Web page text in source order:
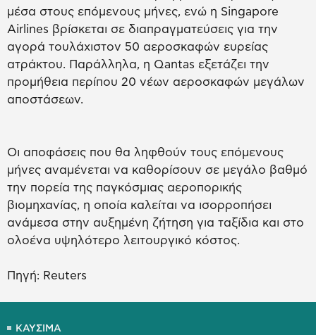
μέσα στους επόμενους μήνες, ενώ η Singapore
Airlines βρίσκεται σε διαπραγματεύσεις για την
αγορά τουλάχιστον 50 αεροσκαφών ευρείας
ατράκτου. Παράλληλα, η Qantas εξετάζει την
προμήθεια περίπου 20 νέων αεροσκαφών μεγάλων
αποστάσεων.
Οι αποφάσεις που θα ληφθούν τους επόμενους
μήνες αναμένεται να καθορίσουν σε μεγάλο βαθμό
την πορεία της παγκόσμιας αεροπορικής
βιομηχανίας, η οποία καλείται να ισορροπήσει
ανάμεσα στην αυξημένη ζήτηση για ταξίδια και στο
ολοένα υψηλότερο λειτουργικό κόστος.
Πηγή: Reuters
ΚΑΥΣΙΜΑ